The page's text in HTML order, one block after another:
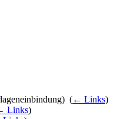
(← Links)
Links)